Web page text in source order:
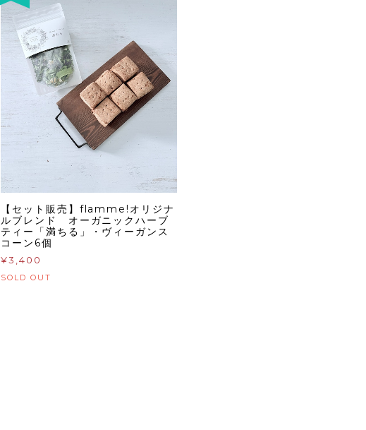
【セット販売】flamme!オリジナ
ルブレンド オーガニックハーブ
ティー「満ちる」・ヴィーガンス
コーン6個
¥3,400
SOLD OUT